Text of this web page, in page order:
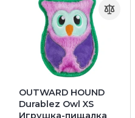
OUTWARD HOUND
Durablez Owl XS
Игрушка-пищалка